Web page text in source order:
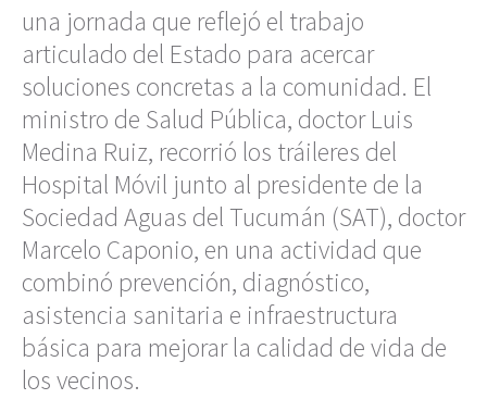
una jornada que reflejó el trabajo
articulado del Estado para acercar
soluciones concretas a la comunidad. El
ministro de Salud Pública, doctor Luis
Medina Ruiz, recorrió los tráileres del
Hospital Móvil junto al presidente de la
Sociedad Aguas del Tucumán (SAT), doctor
Marcelo Caponio, en una actividad que
combinó prevención, diagnóstico,
asistencia sanitaria e infraestructura
básica para mejorar la calidad de vida de
los vecinos.